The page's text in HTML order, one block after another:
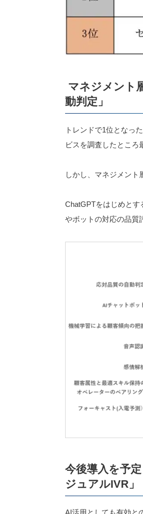
マネジメント
動判定」
トレンドで1位となっ
ビスを調査したところ
しかし、マネジメント
ChatGPTをはじめと
やボットの対応の品質
今後導入を予
ジュアルIVR」
AI活用としても有効と